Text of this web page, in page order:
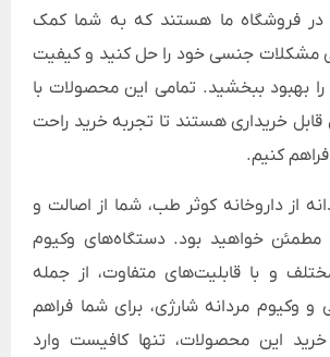
فروشگاه ما هستند که به شما کمک
مشکلات جنسی خود را حل کنید و کیفیت
را بهبود ببخشید. تمامی این محصولات با
خریداری هستند تا تجربه خرید راحت
کنیم.
از داروخانه کوثر طب، شما از اصالت و
خواهید بود. دستگاه‌های وکیوم
و با قابلیت‌های متفاوت، از جمله
و وکیوم مردانه شارژی، برای شما فراهم
این محصولات، تنها کافیست وارد